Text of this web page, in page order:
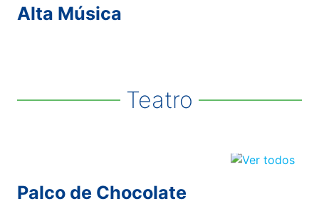
Alta Música
Teatro
Palco de Chocolate